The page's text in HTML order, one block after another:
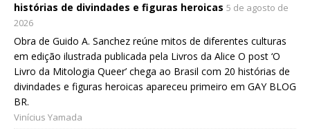
histórias de divindades e figuras heroicas 5 de agosto de
2026
Obra de Guido A. Sanchez reúne mitos de diferentes culturas
em edição ilustrada publicada pela Livros da Alice O post ‘O
Livro da Mitologia Queer’ chega ao Brasil com 20 histórias de
divindades e figuras heroicas apareceu primeiro em GAY BLOG
BR.
Vinícius Yamada